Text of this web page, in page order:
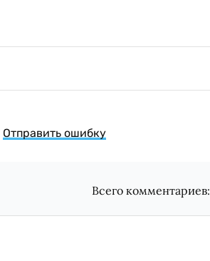
Отправить ошибку
Всего комментариев: